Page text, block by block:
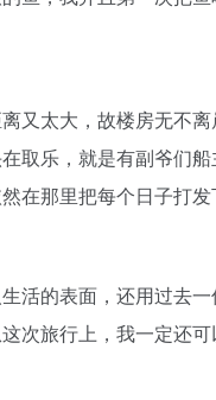
又太大，故楼房无不
取乐，就是有副爷们船
在那里把每个日子打
活的表面，还用过去
次旅行上，我一定还可